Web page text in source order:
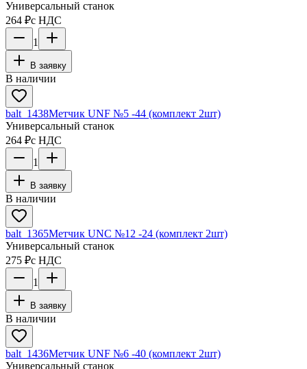
Универсальный станок
264 ₽с НДС
1
В заявку
В наличии
balt_1438Метчик UNF №5 -44 (комплект 2шт)
Универсальный станок
264 ₽с НДС
1
В заявку
В наличии
balt_1365Метчик UNC №12 -24 (комплект 2шт)
Универсальный станок
275 ₽с НДС
1
В заявку
В наличии
balt_1436Метчик UNF №6 -40 (комплект 2шт)
Универсальный станок